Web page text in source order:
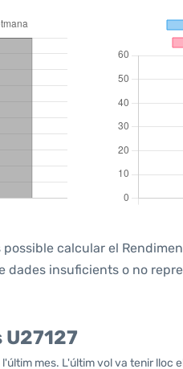
possible calcular el
dades insuficients o no
mes. L'últim vol va tenir lloc